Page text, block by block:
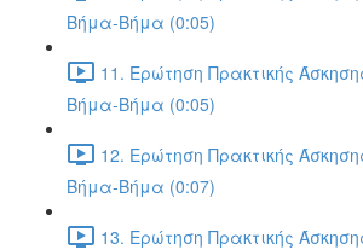
Βήμα-Βήμα (0:05)
11. Ερώτηση Πρακτικής
Βήμα-Βήμα (0:05)
12. Ερώτηση Πρακτικής
Βήμα-Βήμα (0:07)
13. Ερώτηση Πρακτικής